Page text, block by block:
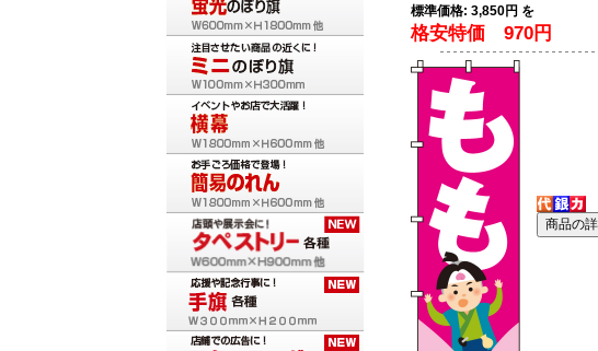
標準価格: 3,850円 を
格安特価 970円